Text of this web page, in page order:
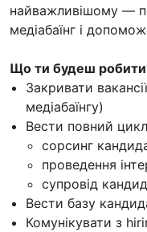
найважливішому —
медіабаїнг і
Що ти будеш
Закривати
медіабаїнгу)
Вести повний
сорсинг
проведення
супровід
Вести базу
Комунікувати з